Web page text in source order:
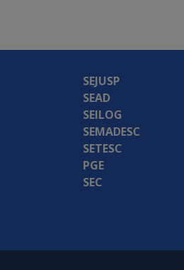
SEJUSP
SEAD
SEILOG
SEMADESC
SETESC
PGE
SEC